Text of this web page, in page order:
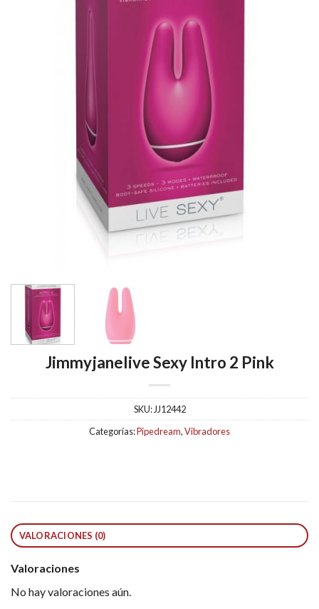
Jimmyjanelive Sexy Intro 2 Pink
SKU: JJ12442
Categorías:Pipedream,Vibradores
VALORACIONES (0)
Valoraciones
No hay valoraciones aún.